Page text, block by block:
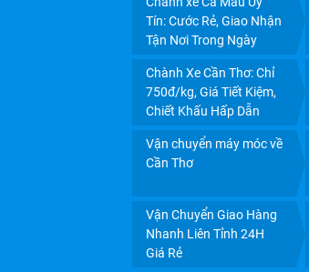
MỚI NHẤT
Tín: Cước Rẻ, Giao Nhận
Tận Nơi Trong Ngày
Chành Xe Cần Thơ: Chỉ
750đ/kg, Giá Tiết Kiệm,
Chiết Khấu Hấp Dẫn
Vận chuyển máy móc về
Cần Thơ
Vận Chuyển Giao Hàng
Nhanh Liên Tỉnh 24H
Giá Rẻ